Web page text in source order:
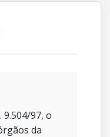
9.504/97, o
da